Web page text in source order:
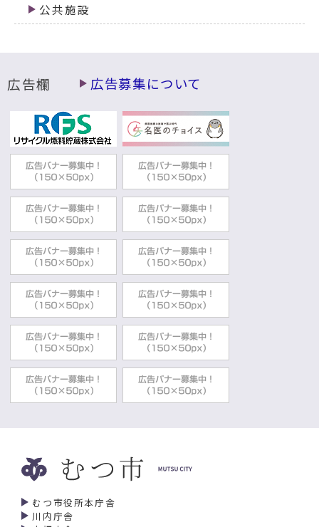
公共施設
広告欄 広告募集について
むつ市役所本庁舎
川内庁舎